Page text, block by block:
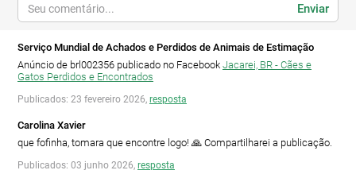
Enviar
Serviço Mundial de Achados e Perdidos de Animais de Estimação
Anúncio de brl002356 publicado no Facebook Jacarei, BR - Cães e
Gatos Perdidos e Encontrados
Publicados: 23 fevereiro 2026, resposta
Carolina Xavier
que fofinha, tomara que encontre logo! 🙏 Compartilharei a publicação.
Publicados: 03 junho 2026, resposta